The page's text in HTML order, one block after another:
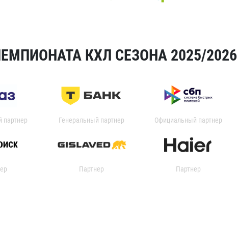
КХЛ СЕЗОНА 2025/2026
партнер Генеральный партнер Официальный партнер
Партнер Партнер